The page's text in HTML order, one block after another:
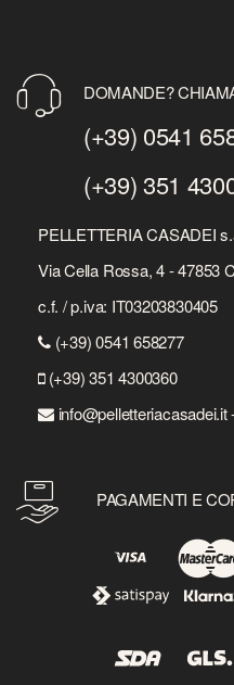
DOMANDE?
(+39) 0541
(+39) 351
PELLETTERIA CASADEI
Via Cella Rossa, 4 - 47853
c.f. / p.iva: IT03203830405
(+39) 0541 658277
(+39) 351 4300360
PAGAMENTI E